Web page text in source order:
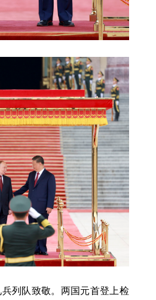
列队致敬。两国元首登上检